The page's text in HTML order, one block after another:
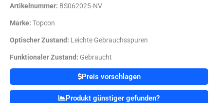
Artikelnummer: BS062025-NV
Marke: Topcon
Optischer Zustand: Leichte Gebrauchsspuren
Funktionaler Zustand: Gebraucht
Preis vorschlagen
Produkt günstiger gefunden?